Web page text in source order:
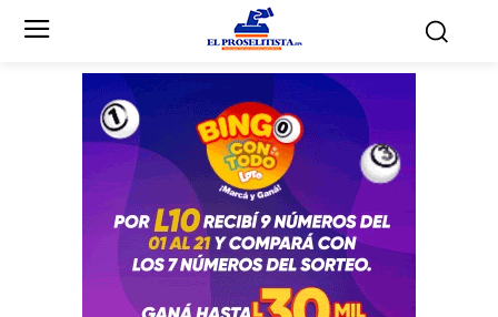
Partidos Políticos
Partidos Políticos